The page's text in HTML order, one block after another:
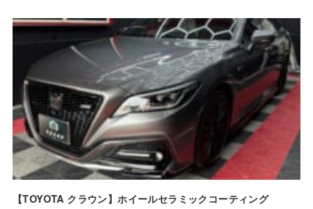
【TOYOTA クラウン】ホイールセラミックコーティング